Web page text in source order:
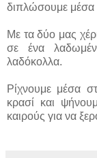
διπλώσουμε μέσα
Με τα δύο μας
σε ένα
λαδόκολλα.
Ρίχνουμε μέσα
κρασί και
καιρούς για να